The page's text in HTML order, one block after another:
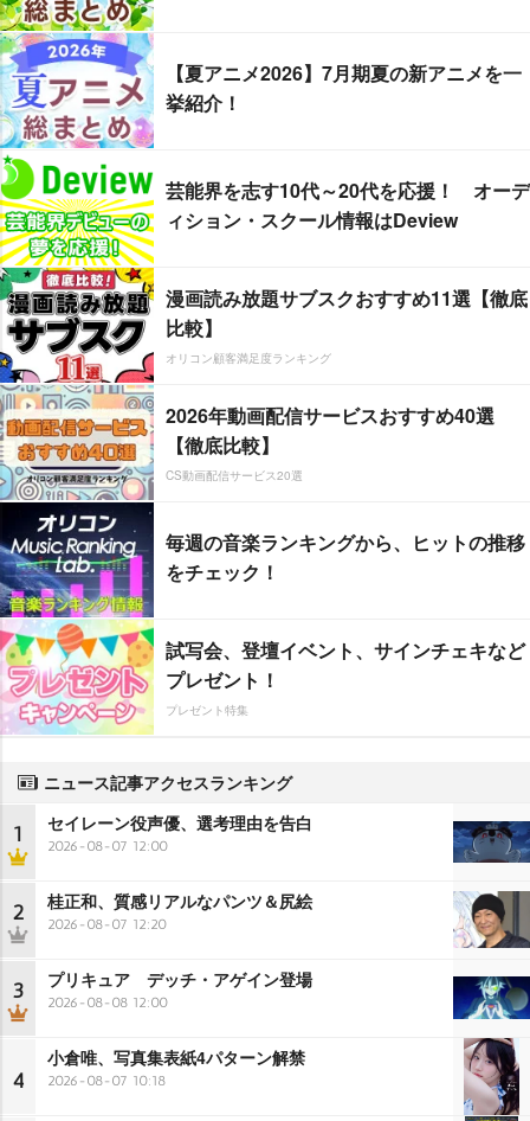
【夏アニメ2026】7月期夏の新アニメを一
挙紹介！
芸能界を志す10代～20代を応援！ オーデ
ィション・スクール情報はDeview
漫画読み放題サブスクおすすめ11選【徹底
比較】
オリコン顧客満足度ランキング
2026年動画配信サービスおすすめ40選
【徹底比較】
CS動画配信サービス20選
毎週の音楽ランキングから、ヒットの推移
をチェック！
試写会、登壇イベント、サインチェキなど
プレゼント！
プレゼント特集
ニュース記事アクセスランキング
1 セイレーン役声優、選考理由を告白
2026-08-07 12:00
2 桂正和、質感リアルなパンツ＆尻絵
2026-08-07 12:20
3 プリキュア デッチ・アゲイン登場
2026-08-08 12:00
4
小倉唯、写真集表紙4パターン解禁
2026-08-07 10:18